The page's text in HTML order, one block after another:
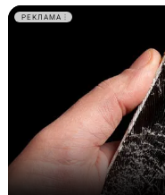
РЕКЛАМА